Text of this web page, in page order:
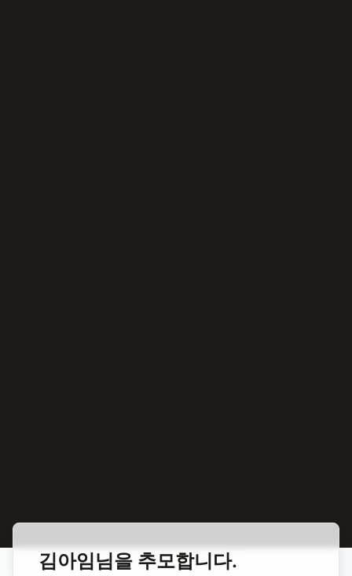
합동 추모 김아임(김새론) 배우
김아임님을 추모합니다.